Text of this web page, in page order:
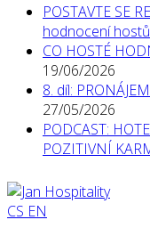
POSTAVTE SE
hodnocení
CO HOSTÉ
19/06/2026
8. díl:
27/05/2026
PODCAST:
POZITIVNÍ
CS EN